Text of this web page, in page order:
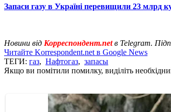
Запаси газу в Україні перевищили 23 млрд
Новини від Корреспондент.netв Telegram.
Читайте Korrespondent.net в Google News
ТЕГИ: газ, Нафтогаз, запасы
Якщо ви помітили помилку, виділіть